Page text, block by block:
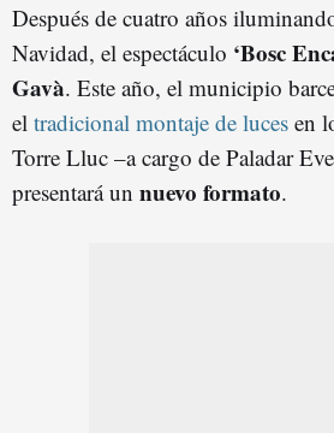
Después de cuatro años
Navidad, el espectáculo ‘Bosc
Gavà. Este año, el municipio
el tradicional montaje de luces en
Torre Lluc –a cargo de Paladar
presentará un nuevo formato.